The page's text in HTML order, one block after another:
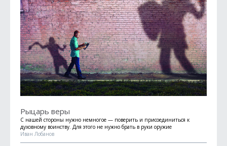
Рыцарь веры
С нашей стороны нужно немногое — поверить и присоединиться к
духовному воинству. Для этого не нужно брать в руки оружие
Иван Лобанов